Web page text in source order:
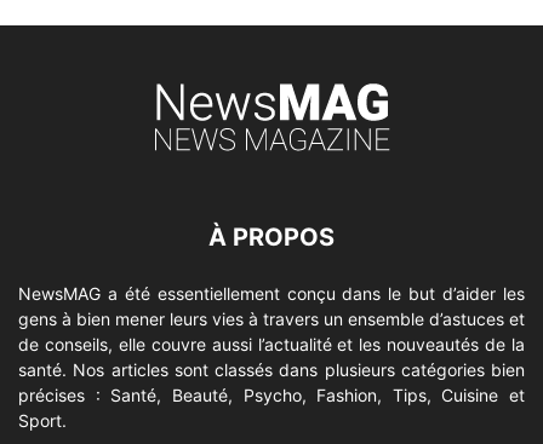
À PROPOS
NewsMAG a été essentiellement conçu dans le but d’aider les
gens à bien mener leurs vies à travers un ensemble d’astuces et
de conseils, elle couvre aussi l’actualité et les nouveautés de la
santé. Nos articles sont classés dans plusieurs catégories bien
précises : Santé, Beauté, Psycho, Fashion, Tips, Cuisine et
Sport.